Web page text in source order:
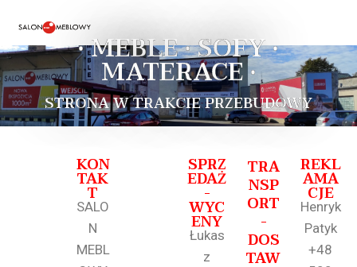
• MEBLE • SOFY •
MATERACE •
STRONA W TRAKCIE PRZEBUDOWY
KON
TAK
T
SALO
N
MEBL
SPRZ
EDAŻ
-
WYC
ENY
Łukas
z
TRA
NSP
ORT
-
DOS
TAW
REKL
AMA
CJE
Henryk
Patyk
+48